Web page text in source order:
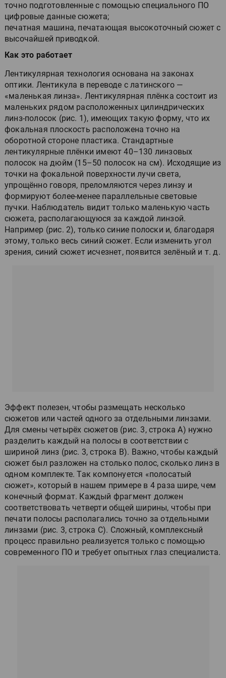
точно подготовленные с помощью специального ПО
цифровые данные сюжета;
печатная машина, печатающая высокоточный сюжет с
высочайшей приводкой.
Как это работает
Лентикулярная технология основана на законах
оптики. Лентикула в переводе с латинского —
«маленькая линза». Лентикулярная плёнка состоит из
маленьких рядом расположенных цилиндрических
линз-полосок (рис. 1), имеющих такую форму, что их
фокальная плоскость расположена точно на
оборотной стороне пластика. Стандартные
лентикулярные плёнки имеют 40–130 линзовых
полосок на дюйм (15–50 полосок на см). Исходящие из
точки на фокальной поверхности лучи света,
упрощённо говоря, преломляются через линзу и
формируют более-менее параллельные световые
пучки. Наблюдатель видит только маленькую часть
сюжета, располагающуюся за каждой линзой.
Например (рис. 2), только синие полоски и, благодаря
этому, только весь синий сюжет. Если изменить угол
зрения, синий сюжет исчезнет, появится зелёный и т. д.
Эффект полезен, чтобы размещать несколько
сюжетов или частей одного за отдельными линзами.
Для смены четырёх сюжетов (рис. 3, строка А) нужно
разделить каждый на полосы в соответствии с
шириной линз (рис. 3, строка В). Важно, чтобы каждый
сюжет был разложен на столько полос, сколько линз в
одном комплекте. Так компонуется «полосатый
сюжет», который в нашем примере в 4 раза шире, чем
конечный формат. Каждый фрагмент должен
соответствовать четверти общей ширины, чтобы при
печати полосы располагались точно за отдельными
линзами (рис. 3, строка С). Сложный, комплексный
процесс правильно реализуется только с помощью
современного ПО и требует опытных глаз специалиста.